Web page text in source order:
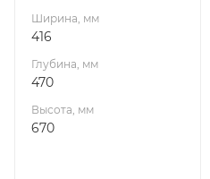
Ширина, мм
416
Глубина, мм
470
Высота, мм
670